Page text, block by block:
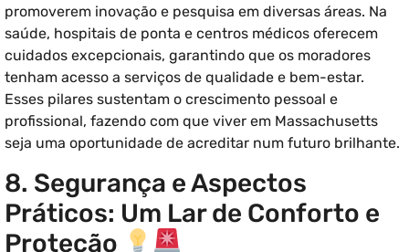
promoverem inovação e pesquisa em diversas áreas. Na
saúde, hospitais de ponta e centros médicos oferecem
cuidados excepcionais, garantindo que os moradores
tenham acesso a serviços de qualidade e bem-estar.
Esses pilares sustentam o crescimento pessoal e
profissional, fazendo com que viver em Massachusetts
seja uma oportunidade de acreditar num futuro brilhante.
8. Segurança e Aspectos
Práticos: Um Lar de Conforto e
Proteção